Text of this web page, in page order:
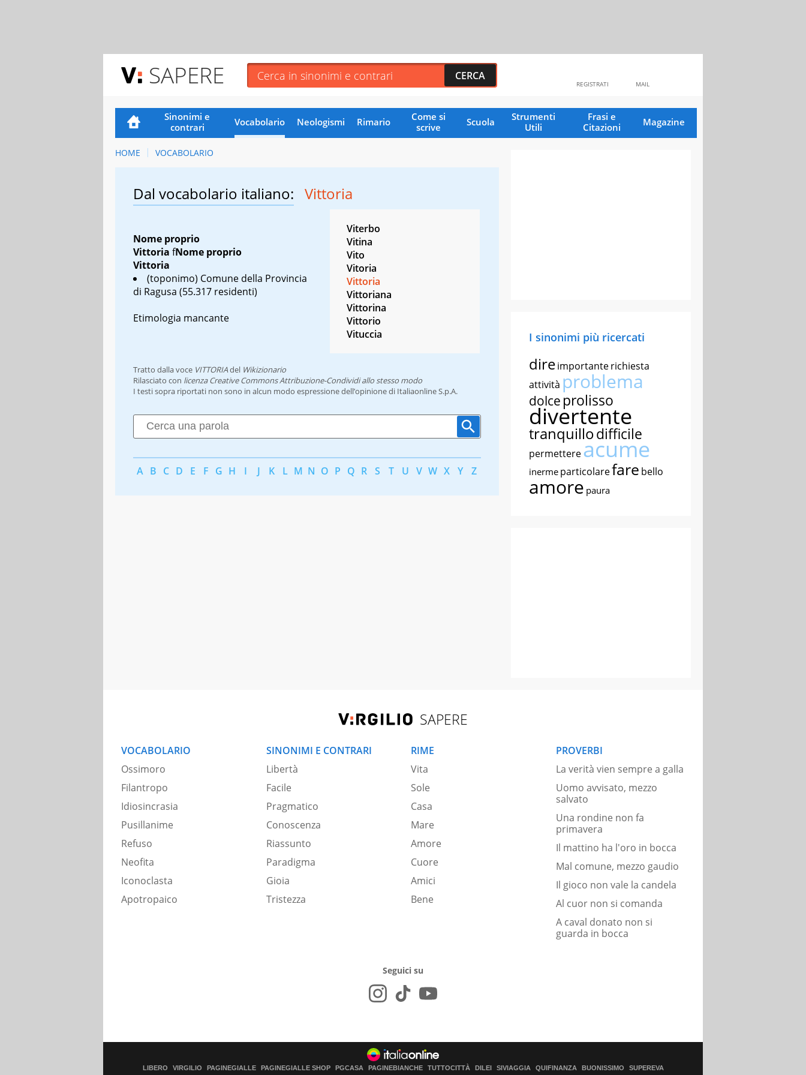
SAPERE MAIL
REGISTRATI
Sinonimi e
contrari
Vocabolario Neologismi Rimario
Come si
scrive
Scuola
Strumenti
Utili
Frasi e
Citazioni
Magazine
HOME VOCABOLARIO
Dal vocabolario italiano: Vittoria
Nome proprio
Vittoria fNome proprio
Vittoria
(toponimo) Comune della Provincia
di Ragusa (55.317 residenti)
Etimologia mancante
Viterbo
Vitina
Vito
Vitoria
Vittoria
Vittoriana
Vittorina
Vittorio
Vituccia
Tratto dalla voce VITTORIAdel Wikizionario
Rilasciato con licenza Creative Commons Attribuzione-Condividi allo stesso modo
I testi sopra riportati non sono in alcun modo espressione dell’opinione di Italiaonline S.p.A.
A B C D E F G H I J K L M N O P Q R S T U V W X Y Z
I sinonimi più ricercati
direimportanterichiesta
attività problema
dolce prolisso
divertente
tranquillodifficile
permettereacume
inerme particolarefare bello
amore paura
SAPERE
VOCABOLARIO
Ossimoro
Filantropo
Idiosincrasia
Pusillanime
Refuso
Neofita
Iconoclasta
Apotropaico
SINONIMI E CONTRARI
Libertà
Facile
Pragmatico
Conoscenza
Riassunto
Paradigma
Gioia
Tristezza
RIME
Vita
Sole
Casa
Mare
Amore
Cuore
Amici
Bene
PROVERBI
La verità vien sempre a galla
Uomo avvisato, mezzo
salvato
Una rondine non fa
primavera
Il mattino ha l'oro in bocca
Mal comune, mezzo gaudio
Il gioco non vale la candela
Al cuor non si comanda
A caval donato non si
guarda in bocca
Seguici su
LIBERO VIRGILIO PAGINEGIALLE PAGINEGIALLE SHOP PGCASA PAGINEBIANCHE TUTTOCITTÀ DILEI SIVIAGGIA QUIFINANZA BUONISSIMO SUPEREVA